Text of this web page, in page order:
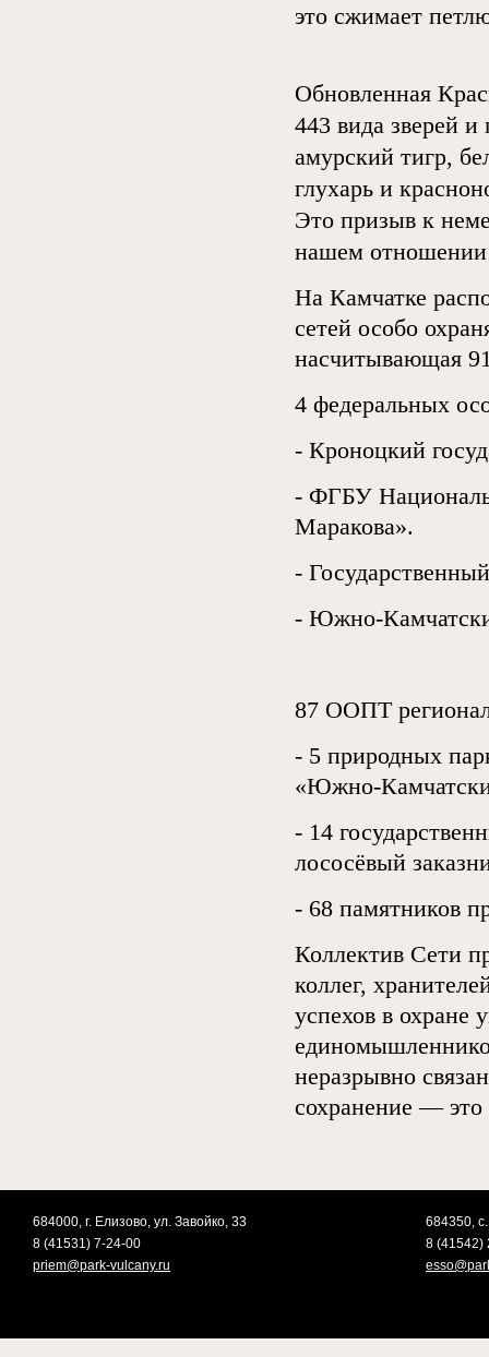
это сжимает
Обновленная
443 вида зверей
амурский тигр,
глухарь и
Это призыв к
нашем отношении
На Камчатке
сетей особо
насчитывающая
4 федеральных
- Кроноцкий
- ФГБУ
Маракова».
-
- Южно-
87 ООПТ
- 5 природных
«Южно-
- 14
лососёвый
- 68 памятников
Коллектив Сети
коллег,
успехов в охране
неразрывно
сохранение — это
684000, г. Елизово, ул. Завойко, 33
8 (41531) 7-24-00
priem@park-vulcany.ru
684350,
8 (41542)